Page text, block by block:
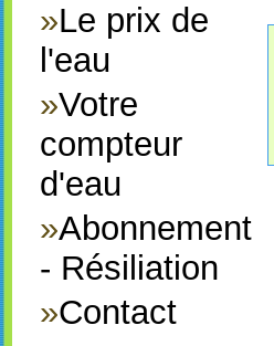
»Le prix de
l'eau
»Votre
compteur
d'eau
»Abonnement
- Résiliation
»Contact